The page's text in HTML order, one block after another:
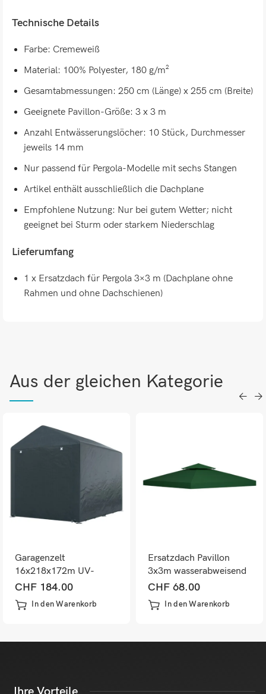
Technische Details
Farbe: Cremeweiß
Material: 100% Polyester, 180 g/m²
Gesamtabmessungen: 250 cm (Länge) x 255 cm (Breite)
Geeignete Pavillon-Größe: 3 x 3 m
Anzahl Entwässerungslöcher: 10 Stück, Durchmesser
jeweils 14 mm
Nur passend für Pergola-Modelle mit sechs Stangen
Artikel enthält ausschließlich die Dachplane
Empfohlene Nutzung: Nur bei gutem Wetter; nicht
geeignet bei Sturm oder starkem Niederschlag
Lieferumfang
1 x Ersatzdach für Pergola 3×3 m (Dachplane ohne
Rahmen und ohne Dachschienen)
Aus der gleichen Kategorie
Garagenzelt
16x218x172m UV-
Schutz
wasserabweisend Grau
CHF 184.00
In den Warenkorb
Ersatzdach Pavillon
3x3m wasserabweisend
Kohlegrau
CHF 68.00
In den Warenkorb